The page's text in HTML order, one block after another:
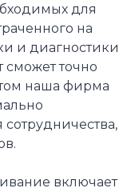
для
на
и диагностики
точно
наша фирма
включает